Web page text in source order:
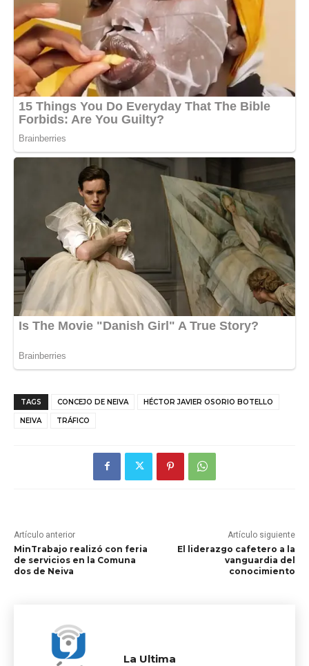
TAGS CONCEJO DE NEIVA HÉCTOR JAVIER OSORIO BOTELLO
NEIVA TRÁFICO
Artículo anterior
MinTrabajo realizó con feria
de servicios en la Comuna
dos de Neiva
Artículo siguiente
El liderazgo cafetero a la
vanguardia del
conocimiento
La Ultima